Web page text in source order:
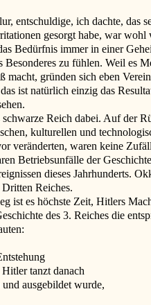
entschuldige, ich dachte,
gesorgt habe, war wohl
Bedürfnis immer in einer
Besonderes zu fühlen. Weil es
macht, gründen sich eben
ist natürlich einzig das
Reich dabei. Auf der
kulturellen und
veränderten, waren keine
Betriebsunfälle der
dieses Jahrhunderts.
Reiches.
ist es höchste Zeit, Hitlers
des 3. Reiches die
tanzt danach
ausgebildet wurde,